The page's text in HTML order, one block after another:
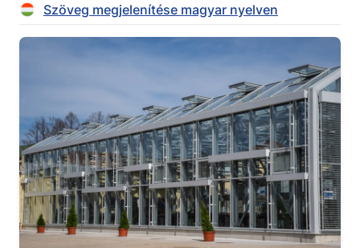
Szöveg megjelenítése magyar nyelven